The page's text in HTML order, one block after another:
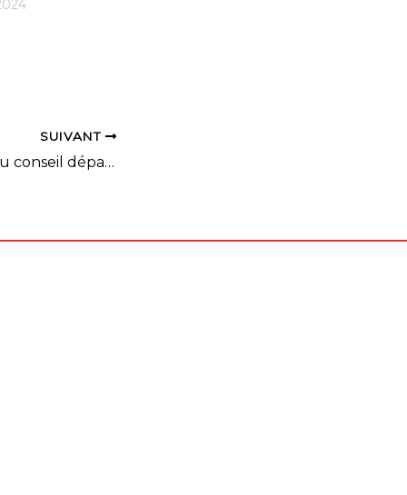
SUIVANT
Aide financière du conseil départemental